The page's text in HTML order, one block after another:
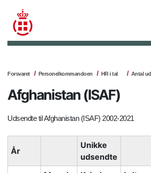
Forsvaret Personelkommandoen HR i tal Antal
Afghanistan (ISAF)
Udsendte til Afghanistan (ISAF) 2002-2021
År
Unikke
udsendte